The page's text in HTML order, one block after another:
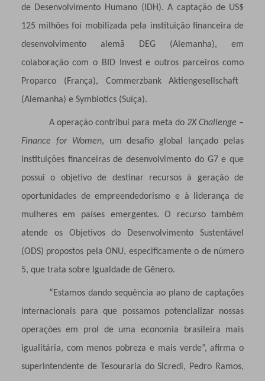
de Desenvolvimento Humano (IDH). A captação de US$
125 milhões foi mobilizada pela instituição financeira de
desenvolvimento alemã
DEG (Alemanha), em
colaboração com o BID Invest e outros parceiros como
Proparco (França), Commerzbank Aktiengesellschaft
(Alemanha) e Symbiotics (Suíça).
A operação contribui para meta do 2X Challenge –
Finance for Women, um desafio global lançado pelas
instituições financeiras de desenvolvimento do G7 e que
possui o objetivo de destinar recursos à geração de
oportunidades de empreendedorismo e à liderança de
mulheres em países emergentes. O recurso também
atende os Objetivos do Desenvolvimento Sustentável
(ODS) propostos pela ONU, especificamente o de número
5, que trata sobre Igualdade de Gênero.
“Estamos dando sequência ao plano de captações
internacionais para que possamos potencializar nossas
operações em prol de uma economia brasileira mais
igualitária, com menos pobreza e mais verde”, afirma o
superintendente de Tesouraria do Sicredi, Pedro Ramos,